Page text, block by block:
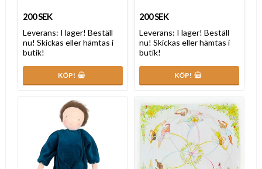
200 SEK
Leverans: I lager! Beställ
nu! Skickas eller hämtas i
butik!
KÖP!
200 SEK
Leverans: I lager! Beställ
nu! Skickas eller hämtas i
butik!
KÖP!